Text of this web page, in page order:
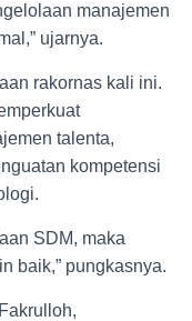
manajemen
ujarnya.
rakornas kali ini.
talenta,
kompetensi
SDM, maka
baik,” pungkasnya.